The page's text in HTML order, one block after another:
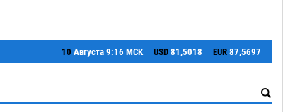
10 Августа 9:16 МСК USD 81,5018 EUR 87,5697